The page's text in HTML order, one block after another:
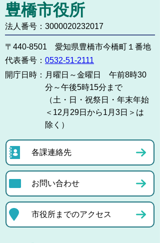
豊橋市役所
法人番号：3000020232017
〒440-8501 愛知県豊橋市今橋町１番地
代表番号： 0532-51-2111
開庁日時： 月曜日～金曜日 午前8時30
分～午後5時15分まで
（土・日・祝祭日・年末年始
＜12月29日から1月3日＞は
除く）
各課連絡先
お問い合わせ
市役所までのアクセス